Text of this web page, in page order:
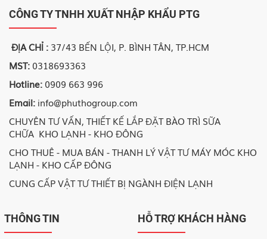
CÔNG TY TNHH XUẤT NHẬP KHẨU PTG
ĐỊA CHỈ : 37/43 BẾN LỘI, P. BÌNH TÂN, TP.HCM
MST: 0318693363
Hotline: 0909 663 996
Email: info@phuthogroup.com
CHUYÊN TƯ VẤN, THIẾT KẾ LẮP ĐẶT BÀO TRÌ SỮA
CHỮA KHO LẠNH - KHO ĐÔNG
CHO THUÊ - MUA BÁN - THANH LÝ VẬT TƯ MÁY MÓC KHO
LẠNH - KHO CẤP ĐÔNG
CUNG CẤP VẬT TƯ THIẾT BỊ NGÀNH ĐIỆN LẠNH
THÔNG TIN HỖ TRỢ KHÁCH HÀNG